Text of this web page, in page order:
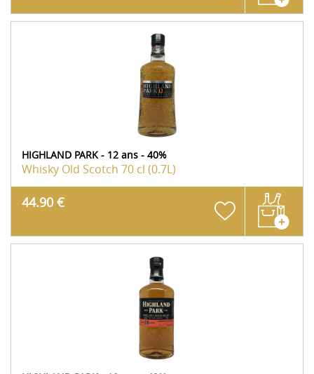
HIGHLAND PARK - 12 ans - 40%
Whisky Old Scotch 70 cl (0.7L)
44.90 €